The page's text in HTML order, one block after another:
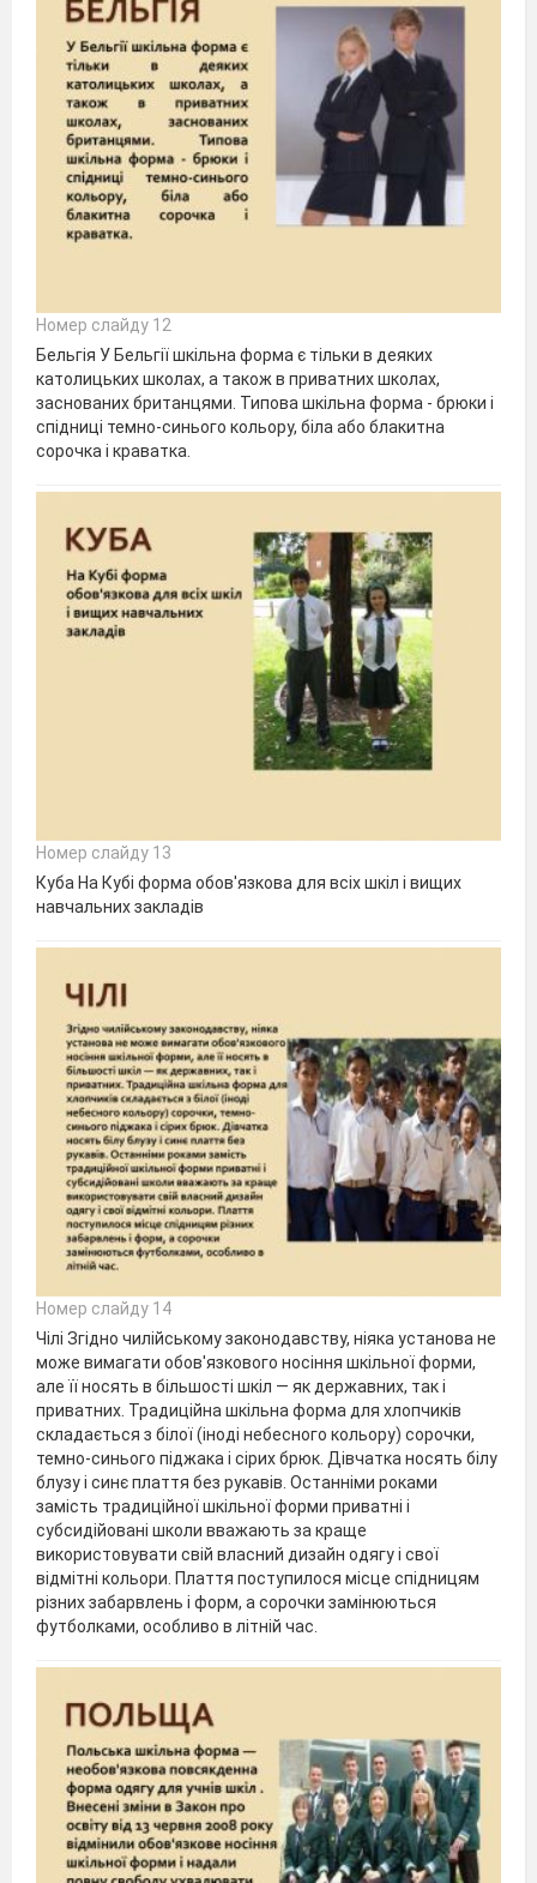
Номер слайду 12
Бельгія У Бельгії шкільна форма є тільки в деяких
католицьких школах, а також в приватних школах,
заснованих британцями. Типова шкільна форма - брюки і
спідниці темно-синього кольору, біла або блакитна
сорочка і краватка.
Номер слайду 13
Куба На Кубі форма обов'язкова для всіх шкіл і вищих
навчальних закладів
Номер слайду 14
Чілі Згідно чилійському законодавству, ніяка установа не
може вимагати обов'язкового носіння шкільної форми,
але її носять в більшості шкіл — як державних, так і
приватних. Традиційна шкільна форма для хлопчиків
складається з білої (іноді небесного кольору) сорочки,
темно-синього піджака і сірих брюк. Дівчатка носять білу
блузу і синє плаття без рукавів. Останніми роками
замість традиційної шкільної форми приватні і
субсидійовані школи вважають за краще
використовувати свій власний дизайн одягу і свої
відмітні кольори. Плаття поступилося місце спідницям
різних забарвлень і форм, а сорочки замінюються
футболками, особливо в літній час.